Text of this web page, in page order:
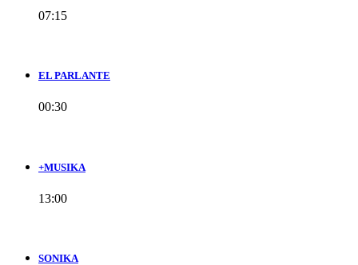
07:15
EL PARLANTE
00:30
+MUSIKA
13:00
SONIKA